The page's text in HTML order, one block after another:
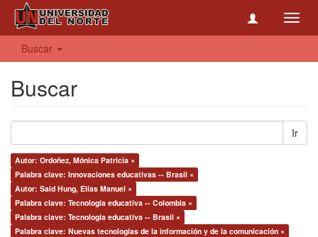
Buscar
Buscar
Ir
Autor: Ordoñez, Mónica Patricia ×
Palabra clave: Innovaciones educativas -- Brasil ×
Autor: Said Hung, Elías Manuel ×
Palabra clave: Tecnología educativa -- Colombia ×
Palabra clave: Tecnología educativa -- Brasil ×
Palabra clave: Nuevas tecnologías de la información y de la comunicación ×